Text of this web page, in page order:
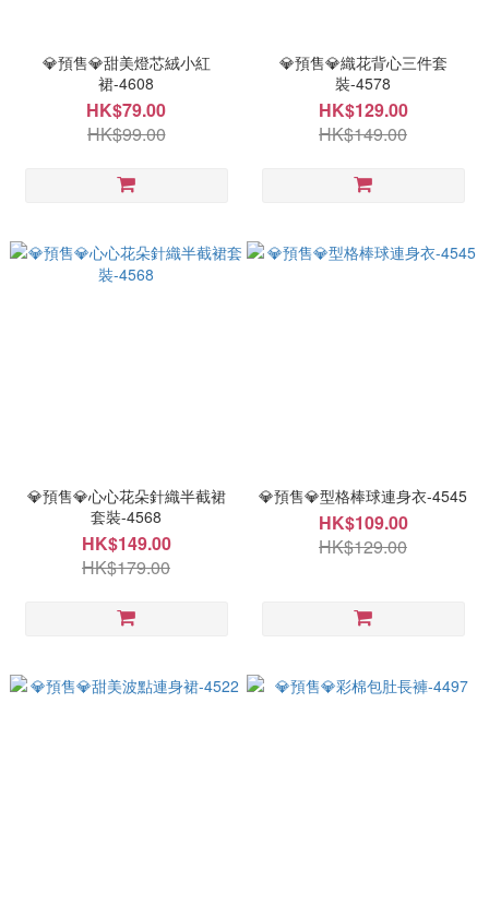
💎預售💎甜美燈芯絨小紅
裙-4608
HK$79.00
HK$99.00
💎預售💎織花背心三件套
裝-4578
HK$129.00
HK$149.00
💎預售💎心心花朵針織半截裙
套裝-4568
HK$149.00
HK$179.00
💎預售💎型格棒球連身衣-4545
HK$109.00
HK$129.00